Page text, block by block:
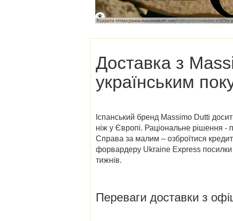
Доставка з
українським
Іспанський бренд Massimo Dutti
ніж у Європі. Раціональне рішення -
Справа за малим – озброїтися
форвардеру Ukraine Express посилки
тижнів.
Переваги доставки з